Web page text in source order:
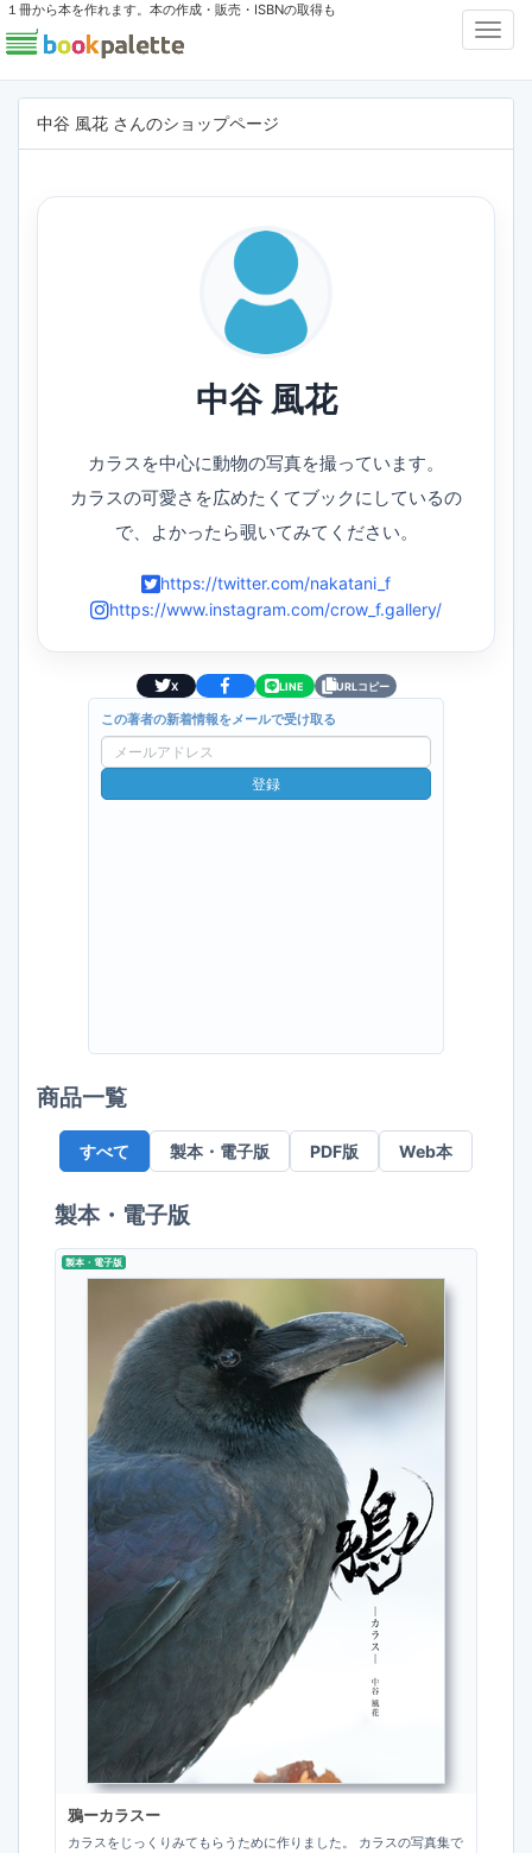
１冊から本を作れます。本の作成・販売・ISBNの取得も
中谷 風花 さんのショップページ
中谷 風花
カラスを中心に動物の写真を撮っています。
カラスの可愛さを広めたくてブックにしているの
で、よかったら覗いてみてください。
https://twitter.com/nakatani_f
https://www.instagram.com/crow_f.gallery/
X LINE URLコピー
この著者の新着情報をメールで受け取る
ー
ル
登録
商品一覧
すべて 製本・電子版 PDF版 Web本
製本・電子版
製本・電子版
鴉ーカラスー
カラスをじっくりみてもらうために作りました。 カラスの写真集で